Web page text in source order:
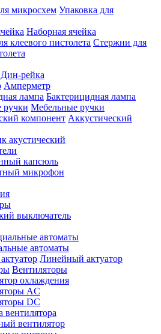
Упаковка для
Наборная ячейка
Стержни для
Дин-рейка
Амперметр
Бактерицидная лампа
Мебельные ручки
Аккустический
акустический
капсюль
микрофон
выключатель
автоматы
Линейный актуатор
Вентиляторы
охлаждения
AC
DC
вентилятора
вентилятор